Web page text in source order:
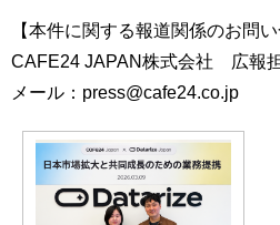
【本件に関する報道関係のお問い
CAFE24 JAPAN株式会社 広報
メール：press@cafe24.co.jp